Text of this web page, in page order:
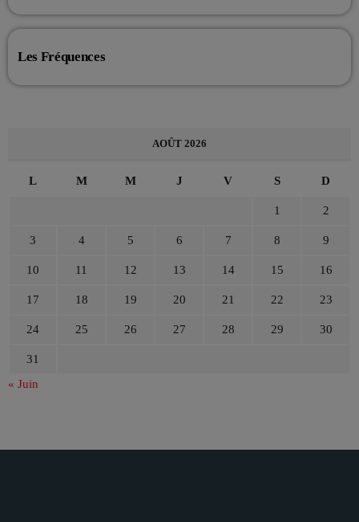
Les Fréquences
AOÛT 2026
L M M J V S D
1 2
3 4 5 6 7 8 9
10 11 12 13 14 15 16
17 18 19 20 21 22 23
24 25 26 27 28 29 30
31
« Juin